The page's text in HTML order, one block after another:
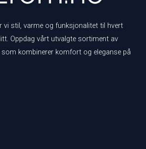
vi stil, varme og funksjonalitet til hvert
Oppdag vårt utvalgte sortiment av
kombinerer komfort og eleganse på